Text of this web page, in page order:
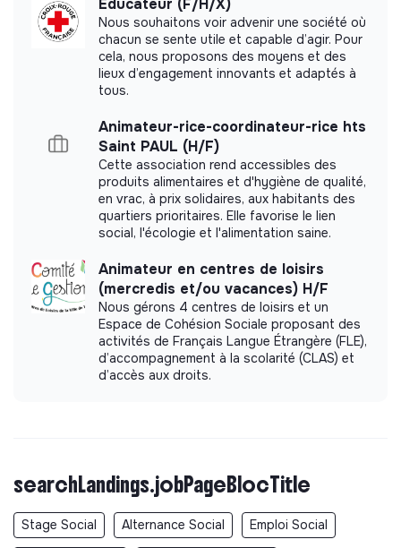
Did not yet add a transparency document.
Educateur (F/H/X)
Nous souhaitons voir advenir une société où
chacun se sente utile et capable d’agir. Pour
cela, nous proposons des moyens et des
lieux d’engagement innovants et adaptés à
tous.
Animateur-rice-coordinateur-rice hts
Saint PAUL (H/F)
Cette association rend accessibles des
produits alimentaires et d'hygiène de qualité,
en vrac, à prix solidaires, aux habitants des
quartiers prioritaires. Elle favorise le lien
social, l'écologie et l'alimentation saine.
Animateur en centres de loisirs
(mercredis et/ou vacances) H/F
Nous gérons 4 centres de loisirs et un
Espace de Cohésion Sociale proposant des
activités de Français Langue Étrangère (FLE),
d’accompagnement à la scolarité (CLAS) et
d’accès aux droits.
searchLandings.jobPageBlocTitle
Stage Social Alternance Social Emploi Social